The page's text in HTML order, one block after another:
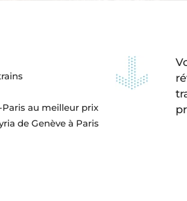
au meilleur prix
de Genève à Paris